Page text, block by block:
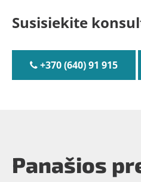
Susisiekite
+370 (640) 91 915
Panašios